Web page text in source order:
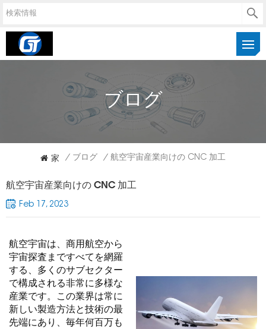
ブログ
家 / ブログ / 航空宇宙産業向けの CNC 加工
航空宇宙産業向けの CNC 加工
Feb 17, 2023
航空宇宙は、商用航空から
宇宙探査まですべてを網羅
する、多くのサブセクター
で構成される非常に多様な
産業です。この業界は常に
新しい製造方法と技術の最
先端にあり、毎年何百万も